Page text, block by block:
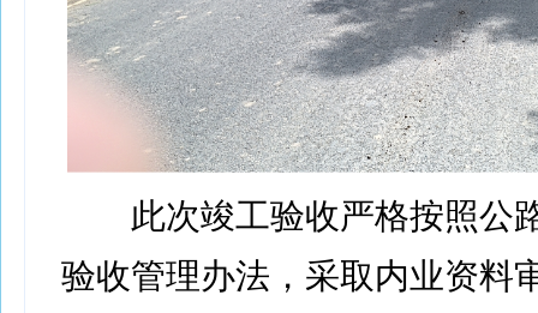
此次竣工验收严格按照公
验收管理办法，采取内业资料